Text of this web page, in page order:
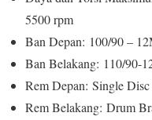
5500 rpm
Ban Depan: 100/90 –
Ban Belakang: 110/90-
Rem Depan: Single
Rem Belakang: Drum